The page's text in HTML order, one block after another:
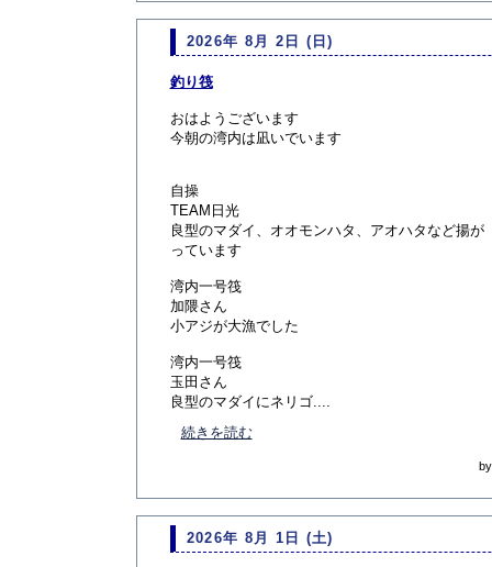
2026年 8月 2日 (日)
釣り筏
おはようございます
今朝の湾内は凪いでいます
自操
TEAM日光
良型のマダイ、オオモンハタ、アオハタなど揚が
っています
湾内一号筏
加隈さん
小アジが大漁でした
湾内一号筏
玉田さん
良型のマダイにネリゴ....
続きを読む
2026年 8月 1日 (土)